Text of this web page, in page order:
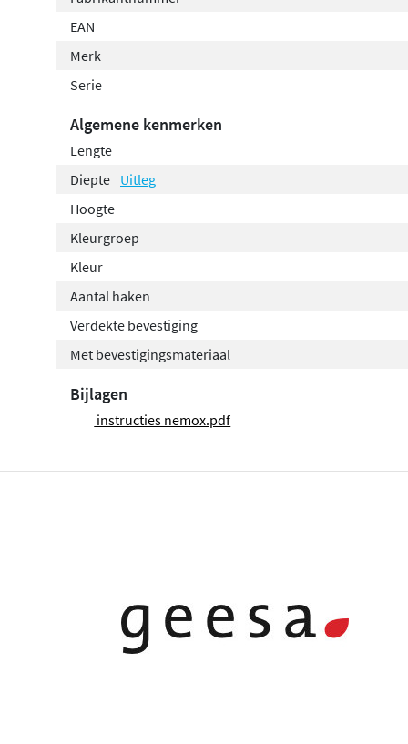
EAN
Merk
Serie
Algemene kenmerken
Lengte
Diepte Uitleg
Hoogte
Kleurgroep
Kleur
Aantal haken
Verdekte bevestiging
Met bevestigingsmateriaal
Bijlagen
instructies nemox.pdf